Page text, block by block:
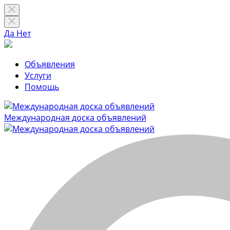
Да Нет
Объявления
Услуги
Помощь
Международная доска объявлений